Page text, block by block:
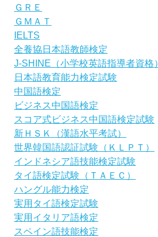
ＧＲＥ
ＧＭＡＴ
IELTS
全養協日本語教師検定
J-SHINE（小学校英語指導者資格）
日本語教育能力検定試験
中国語検定
ビジネス中国語検定
スコア式ビジネス中国語検定試験
新ＨＳＫ（漢語水平考試）
世界韓国語認証試験（ＫＬＰＴ）
インドネシア語技能検定試験
タイ語検定試験（ＴＡＥＣ）
ハングル能力検定
実用タイ語検定試験
実用イタリア語検定
スペイン語技能検定